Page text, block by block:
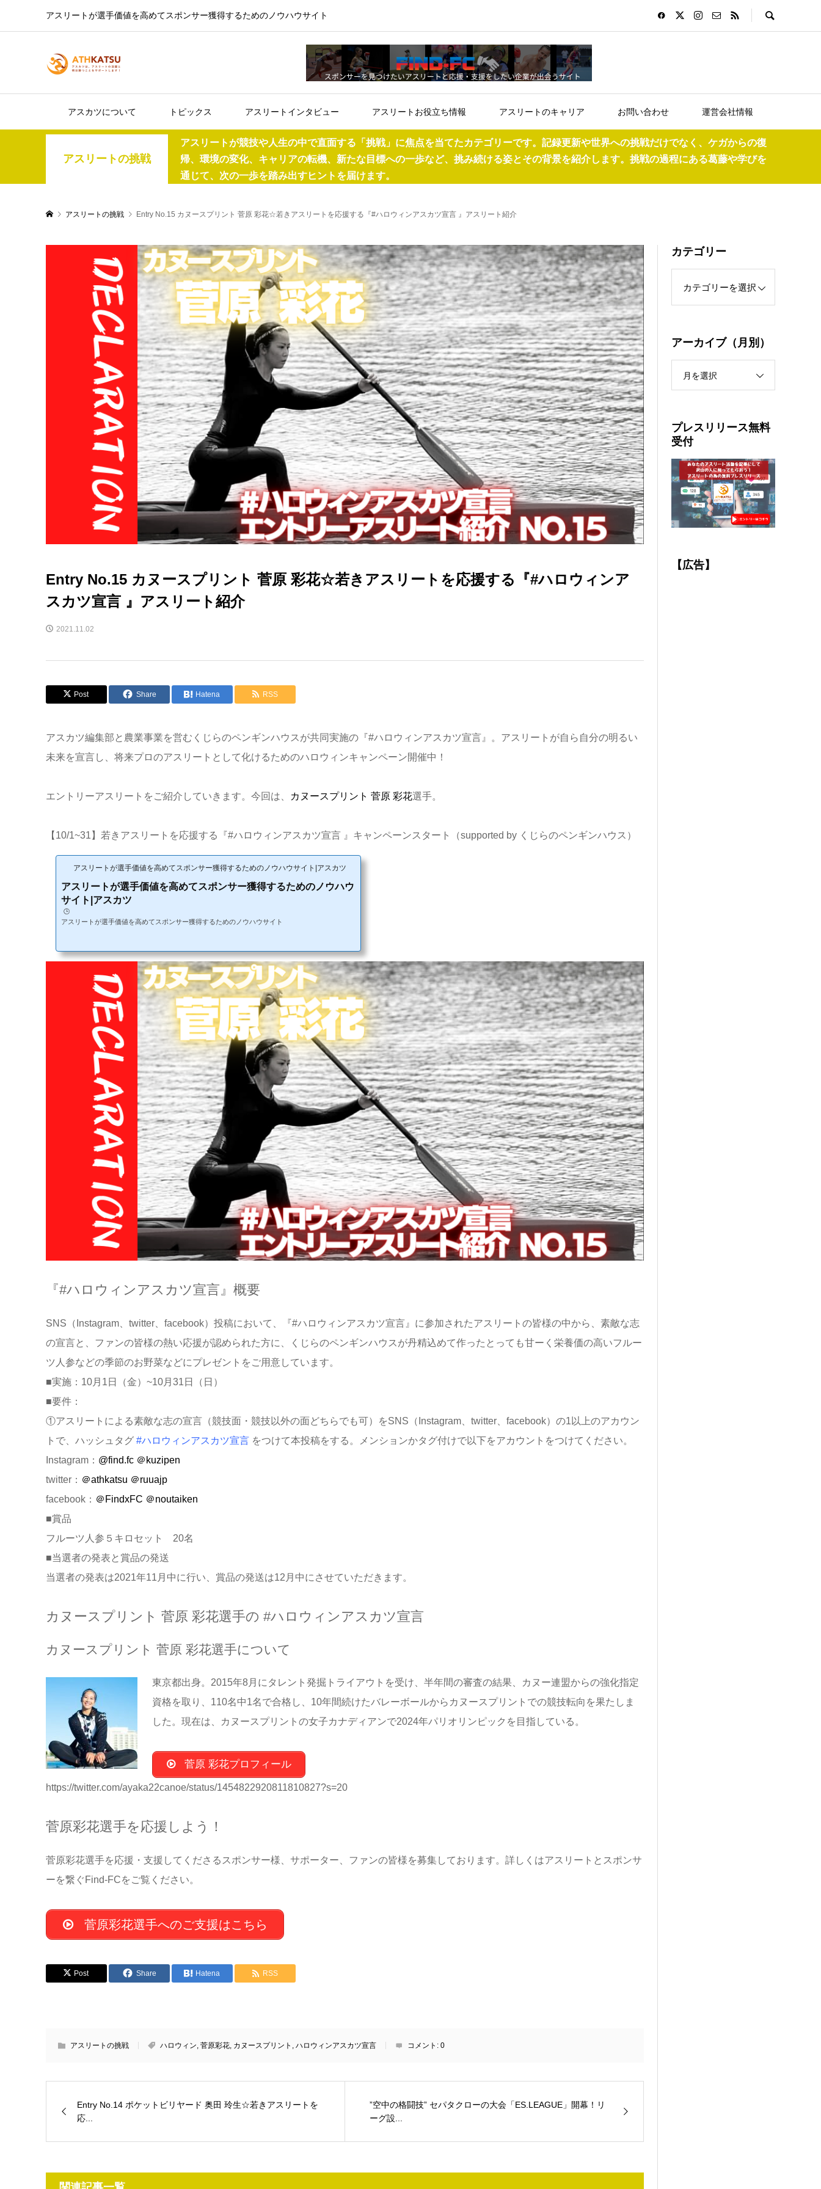
アスリートが選手価値を高めてスポンサー獲得するためのノウハウサイト
アスカツについて トピックス アスリートインタビュー アスリートお役立ち情報 アスリートのキャリア お問い合わせ 運営会社情報
アスリートの挑戦
アスリートが競技や人生の中で直面する「挑戦」に焦点を当てたカテゴリーです。記録更新や世界への挑戦だけでなく、ケガからの復
帰、環境の変化、キャリアの転機、新たな目標への一歩など、挑み続ける姿とその背景を紹介します。挑戦の過程にある葛藤や学びを
通じて、次の一歩を踏み出すヒントを届けます。
アスリートの挑戦 Entry No.15 カヌースプリント 菅原 彩花☆若きアスリートを応援する『#ハロウィンアスカツ宣言 』アスリート紹介
Entry No.15 カヌースプリント 菅原 彩花☆若きアスリートを応援する『#ハロウィンア
スカツ宣言 』アスリート紹介
2021.11.02
Post Share Hatena RSS
アスカツ編集部と農業事業を営むくじらのペンギンハウスが共同実施の『#ハロウィンアスカツ宣言』。アスリートが自ら自分の明るい
未来を宣言し、将来プロのアスリートとして化けるためのハロウィンキャンペーン開催中！
エントリーアスリートをご紹介していきます。今回は、 カヌースプリント 菅原 彩花選手。
【10/1~31】若きアスリートを応援する『#ハロウィンアスカツ宣言 』キャンペーンスタート（supported by くじらのペンギンハウス）
アスリートが選手価値を高めてスポンサー獲得するためのノウハウサイト|アスカツ
アスリートが選手価値を高めてスポンサー獲得するためのノウハウ
サイト|アスカツ
🕒️
アスリートが選手価値を高めてスポンサー獲得するためのノウハウサイト
『#ハロウィンアスカツ宣言』概要
SNS（Instagram、twitter、facebook）投稿において、『#ハロウィンアスカツ宣言』に参加されたアスリートの皆様の中から、素敵な志
の宣言と、ファンの皆様の熱い応援が認められた方に、くじらのペンギンハウスが丹精込めて作ったとっても甘ーく栄養価の高いフルー
ツ人参などの季節のお野菜などにプレゼントをご用意しています。
■実施：10月1日（金）~10月31日（日）
■要件：
①アスリートによる素敵な志の宣言（競技面・競技以外の面どちらでも可）をSNS（Instagram、twitter、facebook）の1以上のアカウン
トで、ハッシュタグ #ハロウィンアスカツ宣言をつけて本投稿をする。メンションかタグ付けで以下をアカウントをつけてください。
Instagram： @find.fc ＠kuzipen
twitter： ＠athkatsu ＠ruuajp
facebook： ＠FindxFC ＠noutaiken
■賞品
フルーツ人参５キロセット 20名
■当選者の発表と賞品の発送
当選者の発表は2021年11月中に行い、賞品の発送は12月中にさせていただきます。
カヌースプリント 菅原 彩花選手の #ハロウィンアスカツ宣言
カヌースプリント 菅原 彩花選手について
東京都出身。2015年8月にタレント発掘トライアウトを受け、半年間の審査の結果、カヌー連盟からの強化指定
資格を取り、110名中1名で合格し、10年間続けたバレーボールからカヌースプリントでの競技転向を果たしま
した。現在は、カヌースプリントの女子カナディアンで2024年パリオリンピックを目指している。
菅原 彩花プロフィール
https://twitter.com/ayaka22canoe/status/1454822920811810827?s=20
菅原彩花選手を応援しよう！
菅原彩花選手を応援・支援してくださるスポンサー様、サポーター、ファンの皆様を募集しております。詳しくはアスリートとスポンサ
ーを繋ぐFind-FCをご覧ください。
菅原彩花選手へのご支援はこちら
Post Share Hatena RSS
アスリートの挑戦 ハロウィン, 菅原彩花, カヌースプリント , ハロウィンアスカツ宣言 コメント: 0
Entry No.14 ポケットビリヤード 奥田 玲生☆若きアスリートを
応...
”空中の格闘技” セパタクローの大会「ES.LEAGUE」開幕！リ
ーグ設...
カテゴリー
アーカイブ（月別）
月を選択
プレスリリース無料
受付
【広告】